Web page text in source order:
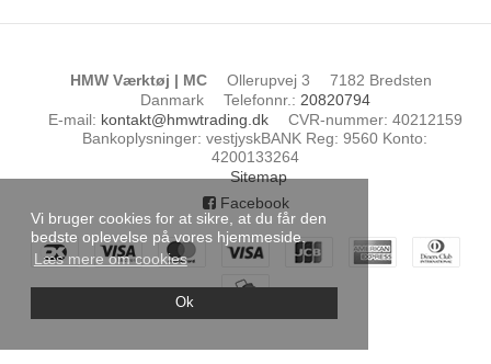
Vi bruger cookies for at sikre, at du får den
bedste oplevelse på vores hjemmeside.
Læs mere om cookies
Ok
HMW Værktøj | MC Ollerupvej 3
7182 Bredsten
Danmark
Telefonnr. : 20820794
E-mail: kontakt@hmwtrading.dk CVR-nummer: 40212159
Bankoplysninger: vestjyskBANK Reg: 9560 Konto:
4200133264
Sitemap
Facebook